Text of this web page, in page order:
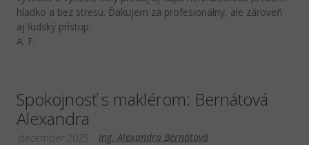
hladko a bez stresu. Ďakujem za profesionálny, ale zároveň
aj ľudský prístup.
A. F.
Spokojnosť s maklérom: Bernátová
Alexandra
Ing. Alexandra Bernátová
december 2025